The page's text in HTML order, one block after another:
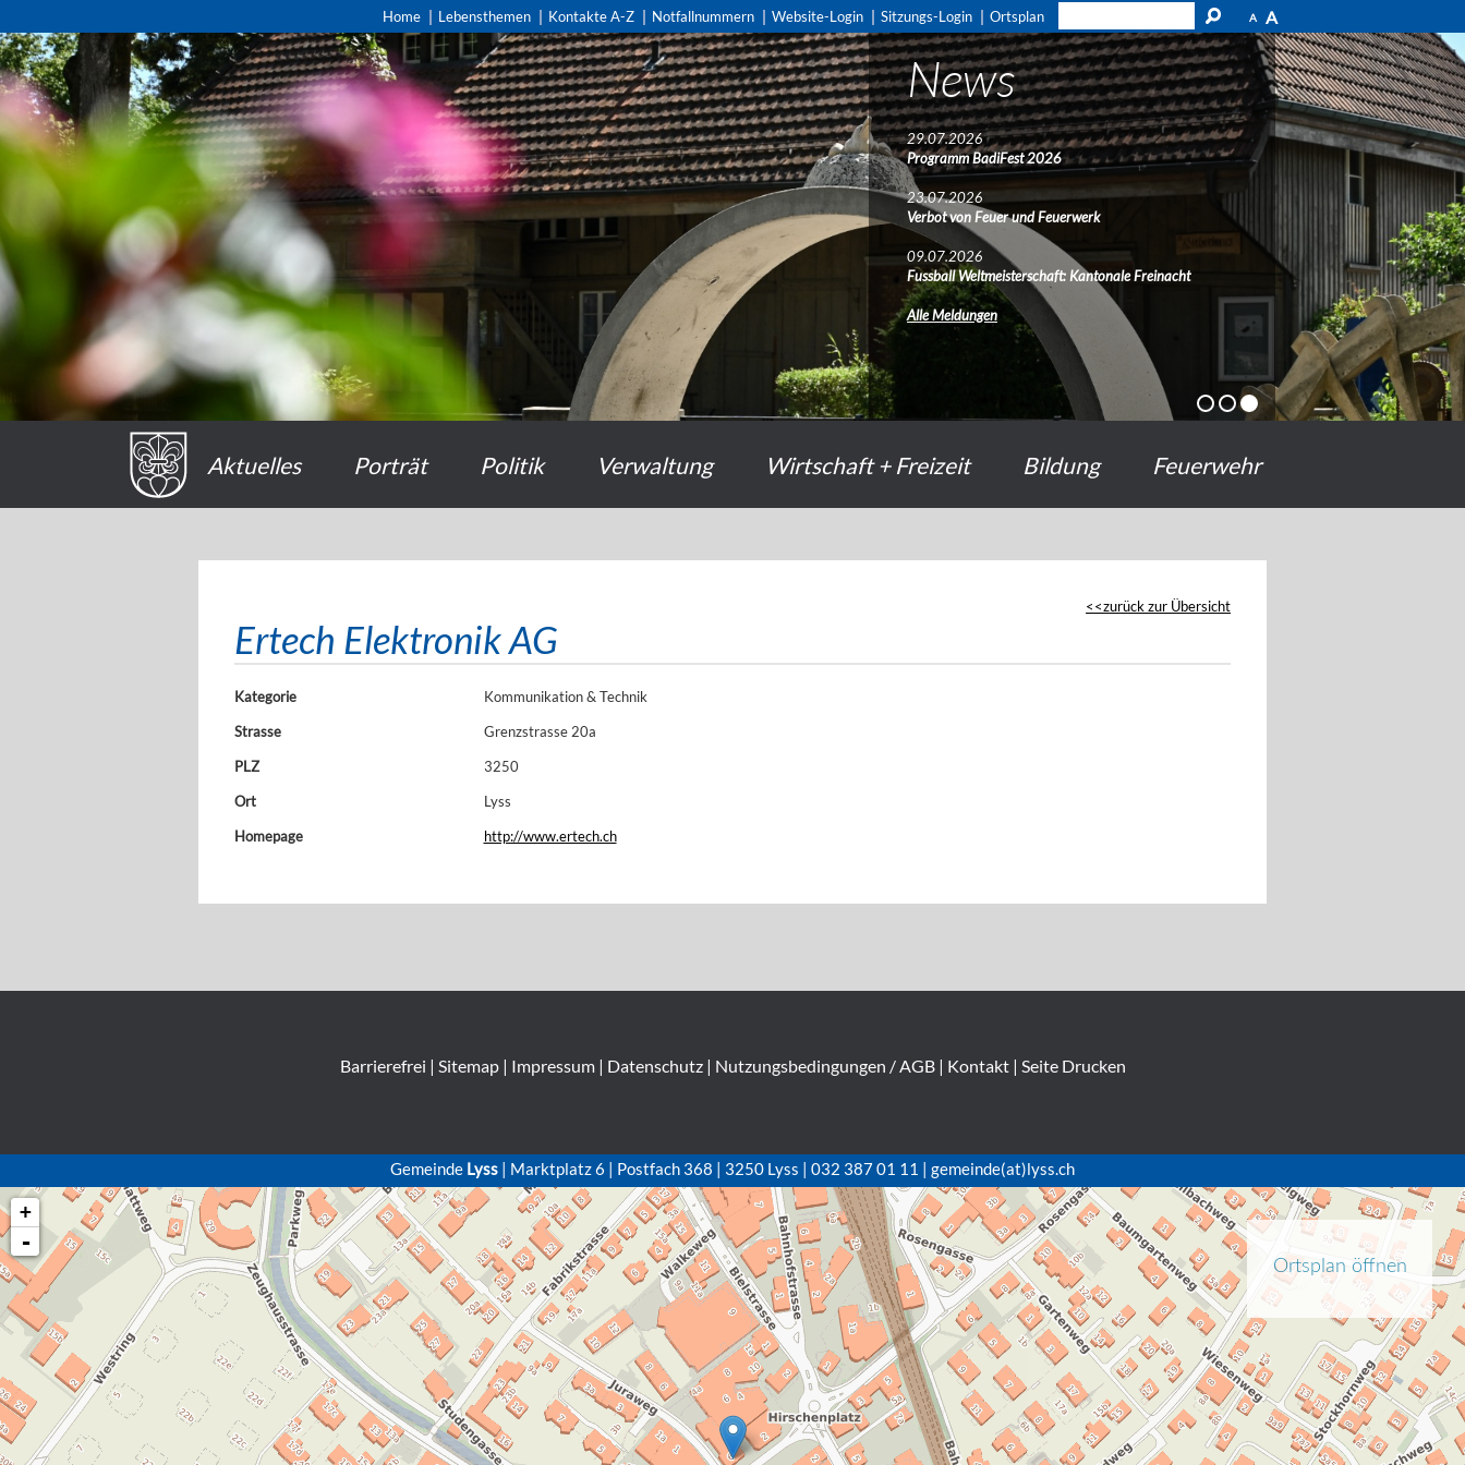
A A
Home Lebensthemen Kontakte A-Z Notfallnummern Website-Login Sitzungs-Login Ortsplan
News
29.07.2026
Programm BadiFest 2026
23.07.2026
Verbot von Feuer und Feuerwerk
09.07.2026
Fussball Weltmeisterschaft: Kantonale Freinacht
Alle Meldungen
Aktuelles Porträt Politik Verwaltung Wirtschaft + Freizeit Bildung Feuerwehr
zurück zur Übersicht
Ertech Elektronik AG
Kategorie
Kommunikation & Technik
Strasse
Grenzstrasse 20a
PLZ
3250
Ort
Lyss
Homepage
http://www.ertech.ch
Barrierefrei | Sitemap| Impressum| Datenschutz| Nutzungsbedingungen / AGB| Kontakt| Seite Drucken
Gemeinde Lyss | Marktplatz 6 | Postfach 368 | 3250 Lyss | 032 387 01 11 | gemeinde(at)lyss.ch